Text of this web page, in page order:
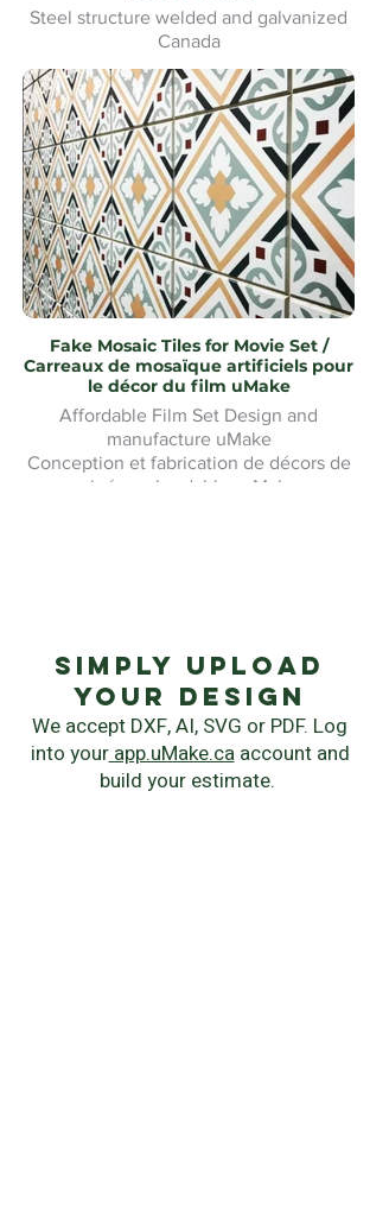
Steel structure welded and galvanized
Canada
Fake Mosaic Tiles for Movie Set /
Carreaux de mosaïque artificiels pour
le décor du film uMake
Affordable Film Set Design and
manufacture uMake
Conception et fabrication de décors de
cinéma abordables uMake
Simply upload
your Design
We accept DXF, AI, SVG or PDF. Log
into yourapp.uMake.caaccount and
build your estimate.